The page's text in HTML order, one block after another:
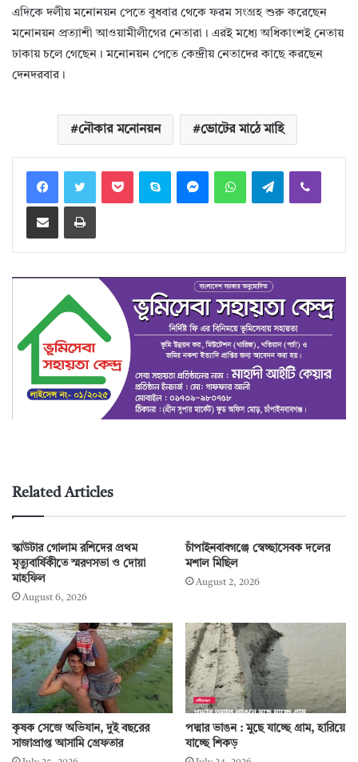
এদিকে দলীয় মনোনয়ন পেতে বুধবার থেকে ফরম সংগ্রহ শুরু করেছেন
মনোনয়ন প্রত্যাশী আওয়ামীলীগের নেতারা। এরই মধ্যে অধিকাংশই নেতায়
ঢাকায় চলে গেছেন। মনোনয়ন পেতে কেন্দ্রীয় নেতাদের কাছে করছেন
দেনদরবার।
নৌকার মনোনয়ন ভোটের মাঠে মাহি
FacebookTwitter Pocket Skype MessengerWhatsAppTelegramViber
Share via Email Print
Related Articles
স্কাউটার গোলাম রশিদের প্রথম
মৃত্যুবার্ষিকীতে স্মরণসভা ও দোয়া
মাহফিল
August 6, 2026
চাঁপাইনবাবগঞ্জে স্বেচ্ছাসেবক দলের
মশাল মিছিল
August 2, 2026
কৃষক সেজে অভিযান, দুই বছরের
সাজাপ্রাপ্ত আসামি গ্রেফতার
পদ্মার ভাঙন : মুছে যাচ্ছে গ্রাম, হারিয়ে
যাচ্ছে শিকড়